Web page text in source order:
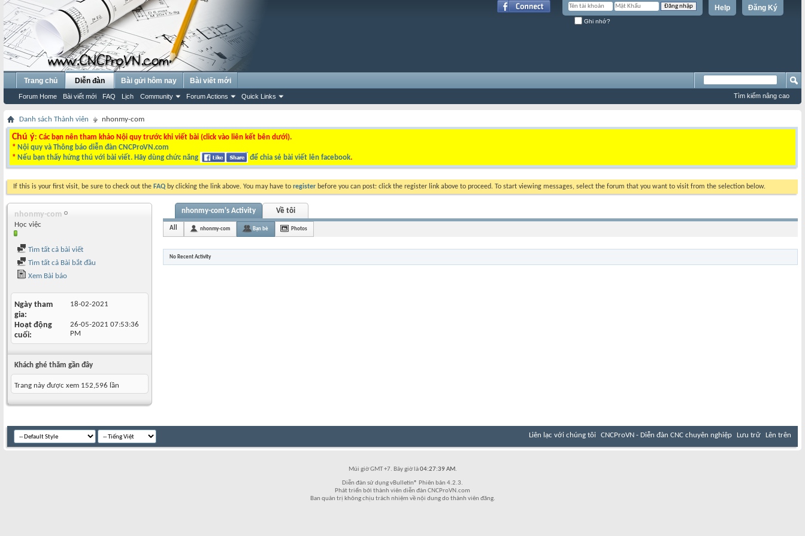
Đăng Ký
Help
Ghi nhớ?
Trang chủ Diễn đàn
Forum Home Bài viết mới FAQ Lịch Community Forum Actions Quick Links
Bài gửi hôm nay Bài viết mới
Tìm kiếm nâng cao
Danh sách Thành viên nhonmy-com
Chú ý: Các bạn nên tham khảo Nội quy trước khi viết bài (click vào liên kết bên dưới).
* Nội quy và Thông báo diễn đàn CNCProVN.com
* Nếu bạn thấy hứng thú với bài viết. Hãy dùng chức năng để chia sẻ bài viết lên facebook.
If this is your first visit, be sure to check out the FAQ by clicking the link above. You may have to register before you can post: click the register link above to proceed. To start viewing messages, select the forum that you want to visit from the selection below.
nhonmy-com
Học việc
Tìm tất cả bài viết
Tìm tất cả Bài bắt đầu
Xem Bài báo
Ngày tham
gia
18-02-2021
Hoạt động
cuối
26-05-2021 07:53:36
PM
Khách ghé thăm gần đây
Trang này được xem 152,596 lần
nhonmy-com's Activity Về tôi
All nhonmy-com Bạn bè Photos
No Recent Activity
Liên lạc với chúng tôi CNCProVN - Diễn đàn CNC chuyên nghiệp Lưu trữ Lên trên
Múi giờ GMT +7. Bây giờ là04:27:39 AM.
Diễn đàn sử dụng vBulletin® Phiên bản 4.2.3.
Phát triển bởi thành viên diễn đàn CNCProVN.com
Ban quản trị không chịu trách nhiệm về nội dung do thành viên đăng.